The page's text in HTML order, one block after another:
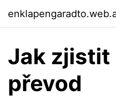
Jak zjistit
převod